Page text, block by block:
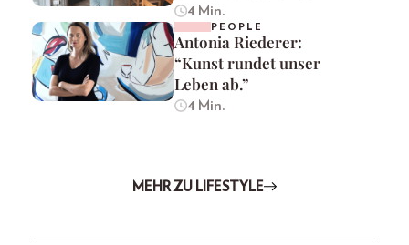
4 Min.
PEOPLE
Antonia Riederer:
“Kunst rundet unser
Leben ab.”
4 Min.
MEHR ZU LIFESTYLE